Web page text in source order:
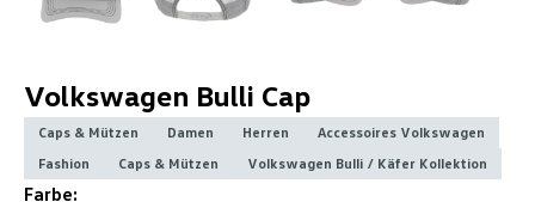
Volkswagen Bulli Cap
Caps & Mützen Damen Herren
Accessoires Volkswagen
Fashion
Caps & Mützen Volkswagen Bulli / Käfer Kollektion
Farbe: